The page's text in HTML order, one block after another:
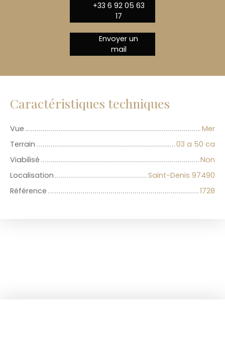
+33 6 92 05 63
17
Envoyer un
mail
Caractéristiques techniques
Vue
Mer
Terrain
03 a 50 ca
Viabilisé
Non
Localisation
Saint-Denis 97490
Référence
1728